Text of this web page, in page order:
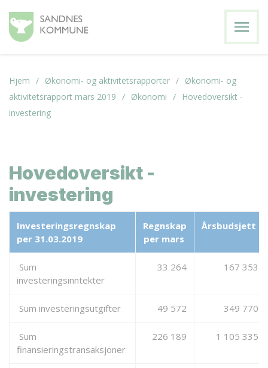
menu
Hjem Økonomi- og aktivitetsrapporter
Økonomi- og
aktivitetsrapport mars 2019
Økonomi
Hovedoversikt -
investering
Hovedoversikt -
investering
Investeringsregnskap
per 31.03.2019
Regnskap
per mars
Årsbudsjett
Sum
investeringsinntekter
33 264 167 353
Sum investeringsutgifter 49 572 349 770
Sum
finansieringstransaksjoner
226 189 1 105 335